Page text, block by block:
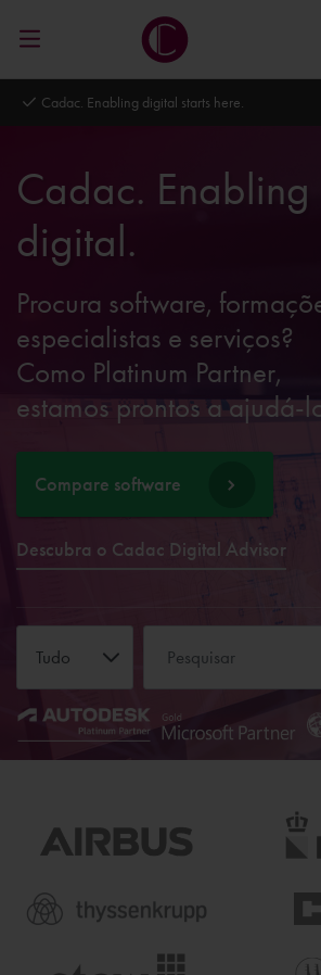
Autodesk Platinum Partner
Cadac. Enabling
digital.
Procura software,
especialistas e serviços?
Como Platinum Partner,
estamos prontos a ajudá-
Compare software
Descubra o Cadac Digital Advisor
Tudo